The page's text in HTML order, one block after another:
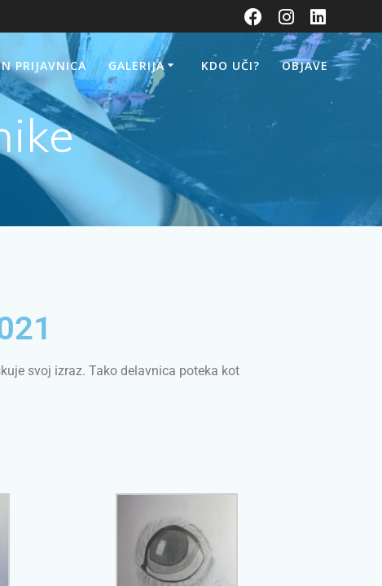
PRIJAVNICA GALERIJA KDO UČI? OBJAVE
svoj izraz. Tako delavnica poteka kot